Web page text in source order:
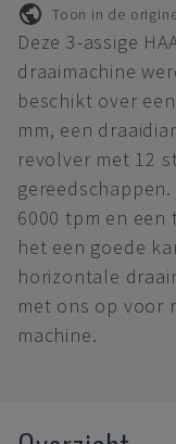
Toon in de
Deze 3-assige
draaimachine
beschikt over
mm, een
revolver met 12
6000 tpm en een
het een goede
horizontale
met ons op voor
machine.